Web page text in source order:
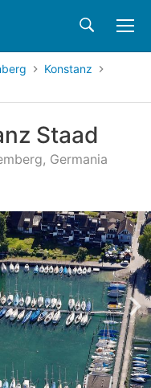
Konstanz
Staad
Germania
dei clienti